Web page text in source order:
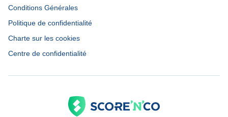
Conditions Générales
Politique de confidentialité
Charte sur les cookies
Centre de confidentialité